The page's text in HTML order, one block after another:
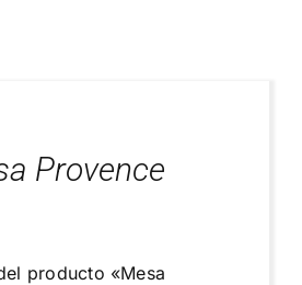
Provence
producto «Mesa